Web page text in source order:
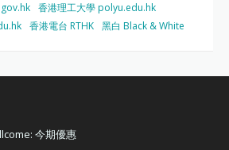
香港理工大學 polyu.edu.hk
香港電台 RTHK 黑白 Black & White
今期優惠